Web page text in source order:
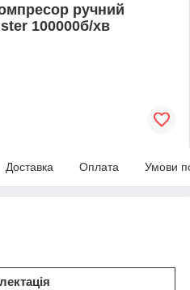
ручний
100000б/хв
Доставка Оплата Умови